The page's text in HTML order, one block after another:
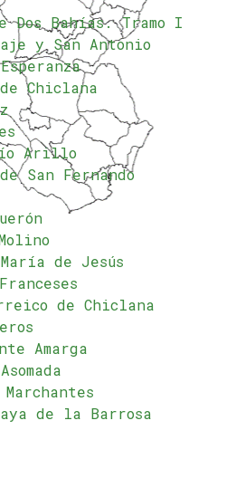
Dos Bahías. Tramo I
y San Antonio
Chiclana
Arillo
San Fernando
de Jesús
de Chiclana
Amarga
de la Barrosa